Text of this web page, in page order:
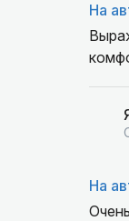
На
На